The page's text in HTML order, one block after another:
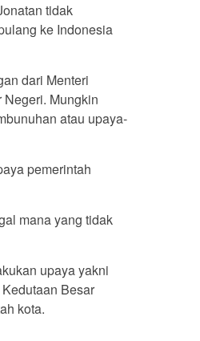
tidak
ke Indonesia
dari Menteri
Mungkin
atau upaya-
pemerintah
mana yang tidak
upaya yakni
Besar
kota.